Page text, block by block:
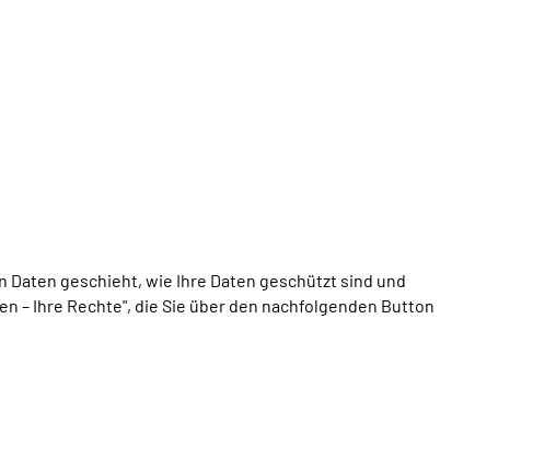
geschieht, wie Ihre Daten geschützt sind und
– Ihre Rechte", die Sie über den nachfolgenden Button